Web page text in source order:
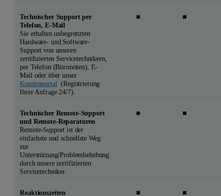
Technischer Support per
Telefon, E-Mail
Sie erhalten unbegrenzten
Hardware- und Software-
Support von unseren
zertifizierten Servicetechnikern,
per Telefon (Bürozeiten), E-
Mail oder über unser
Kundenportal (Registrierung
Ihrer Anfrage 24/7).
■ ■
Technischer Remote-Support
und Remote-Reparaturen
Remote-Support ist der
einfachste und schnellste Weg
zur
Unterstützung/Problembehebung
durch unsere zertifizierten
Servicetechniker.
■ ■
Reaktionszeiten
■
■